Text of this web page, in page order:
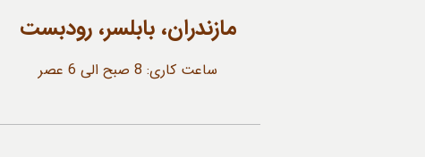
مازندران، بابلسر، رودبست
ساعت کاری: 8 صبح الی 6 عصر